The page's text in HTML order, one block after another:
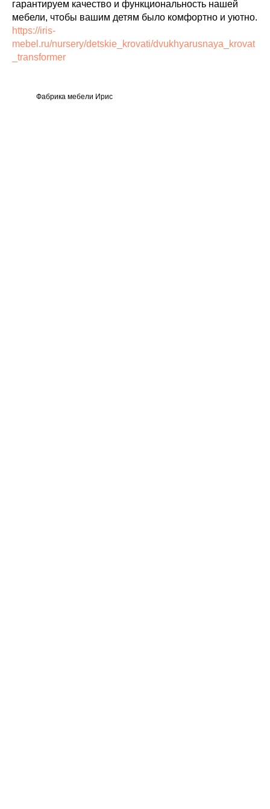
гарантируем качество и функциональность нашей
мебели, чтобы вашим детям было комфортно и уютно.
https://iris-
mebel.ru/nursery/detskie_krovati/dvukhyarusnaya_krovat
_transformer
Фабрика мебели Ирис